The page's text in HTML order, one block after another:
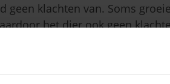
geen klachten van. Soms
het dier ook geen
voor dat katten wel ziek
van hartworm bij